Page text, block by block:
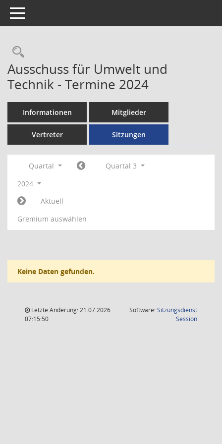
Toggle navigation
Rechercheauswahl
Ausschuss für Umwelt und
Technik - Termine 2024
Informationen Mitglieder
Vertreter Sitzungen
Quartal
Quartal 3
2024
Aktuell
Gremium auswählen
Keine Daten gefunden.
Letzte Änderung: 21.07.2026
07:15:50
Software:Sitzungsdienst
Session(Wird in